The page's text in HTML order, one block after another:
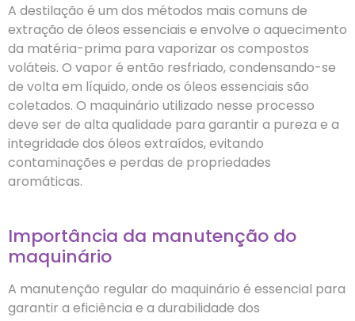
A destilação é um dos métodos mais comuns de
extração de óleos essenciais e envolve o aquecimento
da matéria-prima para vaporizar os compostos
voláteis. O vapor é então resfriado, condensando-se
de volta em líquido, onde os óleos essenciais são
coletados. O maquinário utilizado nesse processo
deve ser de alta qualidade para garantir a pureza e a
integridade dos óleos extraídos, evitando
contaminações e perdas de propriedades
aromáticas.
Importância da manutenção do
maquinário
A manutenção regular do maquinário é essencial para
garantir a eficiência e a durabilidade dos